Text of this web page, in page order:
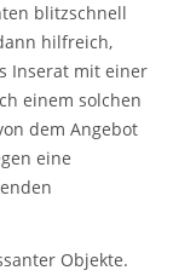
blitzschnell
hilfreich,
Inserat mit einer
einem solchen
dem Angebot
eine
Objekte.